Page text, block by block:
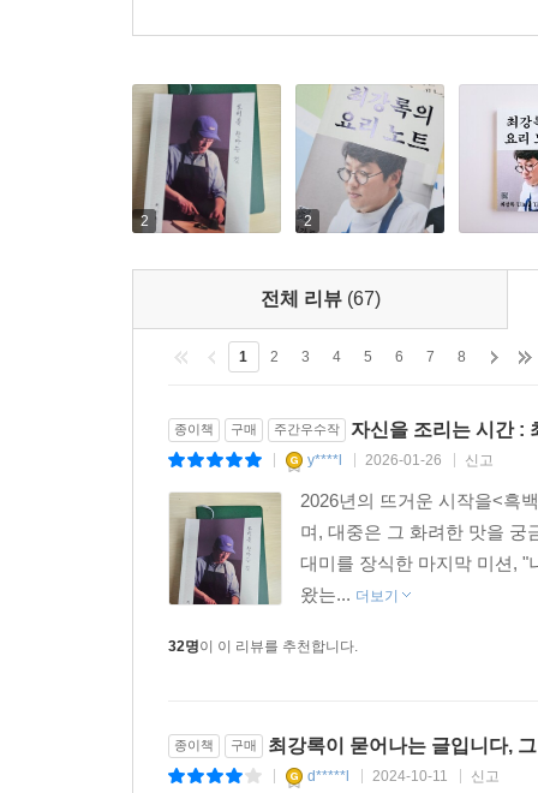
2 2
전체 리뷰 (67)
1 2 3 4 5 6 7 8
종이책 구매 주간우수작 자신을 조리는 시간 :
y****l 2026-01-26 신고
2026년의 뜨거운 시작을<흑
며, 대중은 그 화려한 맛을 궁
대미를 장식한 마지막 미션, "
왔는... 더보기
32명이 이 리뷰를 추천합니다.
종이책 구매 최강록이 묻어나는 글입니다,
d*****l 2024-10-11 신고